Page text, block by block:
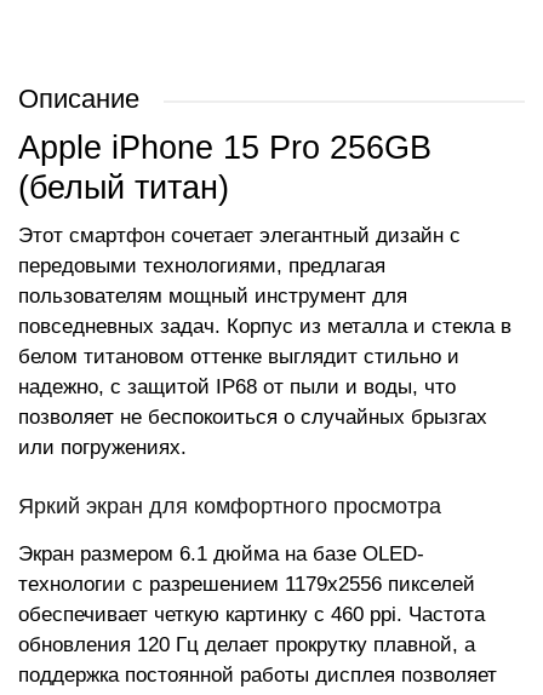
Описание
Apple iPhone 15 Pro 256GB
(белый титан)
Этот смартфон сочетает элегантный дизайн с
передовыми технологиями, предлагая
пользователям мощный инструмент для
повседневных задач. Корпус из металла и стекла в
белом титановом оттенке выглядит стильно и
надежно, с защитой IP68 от пыли и воды, что
позволяет не беспокоиться о случайных брызгах
или погружениях.
Яркий экран для комфортного просмотра
Экран размером 6.1 дюйма на базе OLED-
технологии с разрешением 1179x2556 пикселей
обеспечивает четкую картинку с 460 ppi. Частота
обновления 120 Гц делает прокрутку плавной, а
поддержка постоянной работы дисплея позволяет